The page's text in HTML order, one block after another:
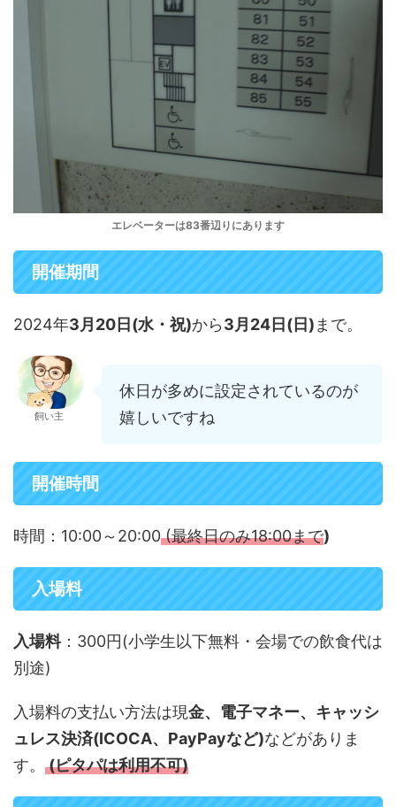
エレベーターは83番辺りにあります
開催期間
2024年3月20日(水・祝)から3月24日(日) まで。
飼い主
休日が多めに設定されているのが
嬉しいですね
開催時間
時間：10:00～20:00(最終日のみ18:00まで)
入場料
入場料：300円(小学生以下無料・会場での飲食代は
別途)
入場料の支払い方法は現金、電子マネー、キャッシ
ュレス決済(ICOCA、PayPayなど)などがありま
す。 (ピタパは利用不可)